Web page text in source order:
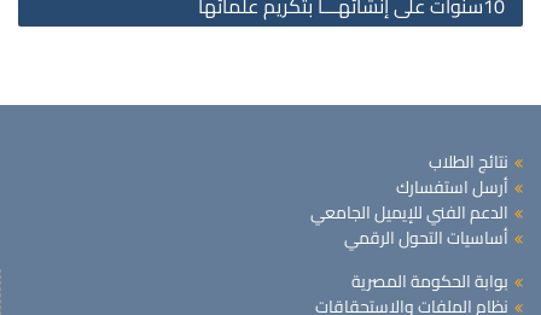
نتائج الطلاب
أرسل استفسارك
الدعم الفني للإيميل الجامعي
أساسيات التحول الرقمي
بوابة الحكومة المصرية
نظام الملفات والاستحقاقات